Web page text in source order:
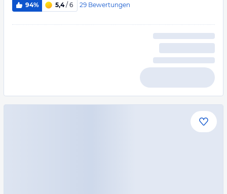
94% 5,4/ 6 29 Bewertungen